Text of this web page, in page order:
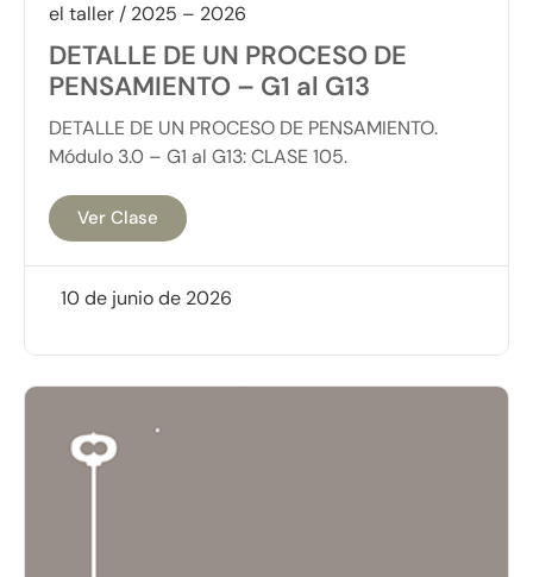
el taller / 2025 – 2026
DETALLE DE UN PROCESO DE
PENSAMIENTO – G1 al G13
DETALLE DE UN PROCESO DE PENSAMIENTO.
Módulo 3.0 – G1 al G13: CLASE 105.
Ver Clase
10 de junio de 2026